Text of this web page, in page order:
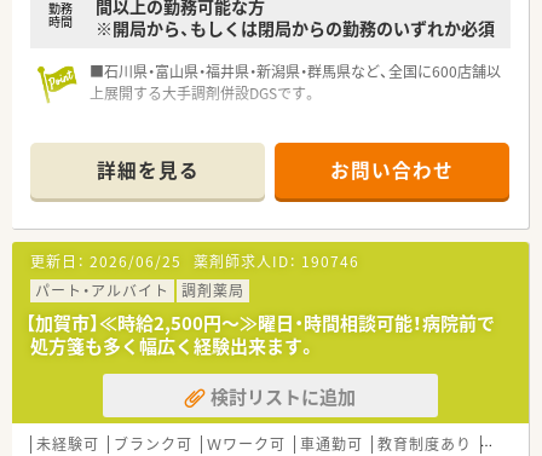
勤務
時間
間以上の勤務可能な方
※開局から、もしくは閉局からの勤務のいずれか必須
■石川県・富山県・福井県・新潟県・群馬県など、全国に600店舗以
上展開する大手調剤併設DGSです。
詳細を見る お問い合わせ
更新日： 2026/06/25 薬剤師求人ID： 190746
パート・アルバイト
調剤薬局
【加賀市】≪時給2,500円～≫曜日・時間相談可能！病院前で
処方箋も多く幅広く経験出来ます。
検討リストに追加
未経験可 ブランク可 Ｗワーク可 車通勤可 教育制度あり 大手チ